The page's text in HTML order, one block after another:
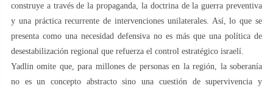
construye a través de la propaganda, la doctrina de la guerra preventiva
y una práctica recurrente de intervenciones unilaterales. Así, lo que se
presenta como una necesidad defensiva no es más que una política de
desestabilización regional que refuerza el control estratégico israelí.
Yadlin omite que, para millones de personas en la región, la soberanía
no es un concepto abstracto sino una cuestión de supervivencia y